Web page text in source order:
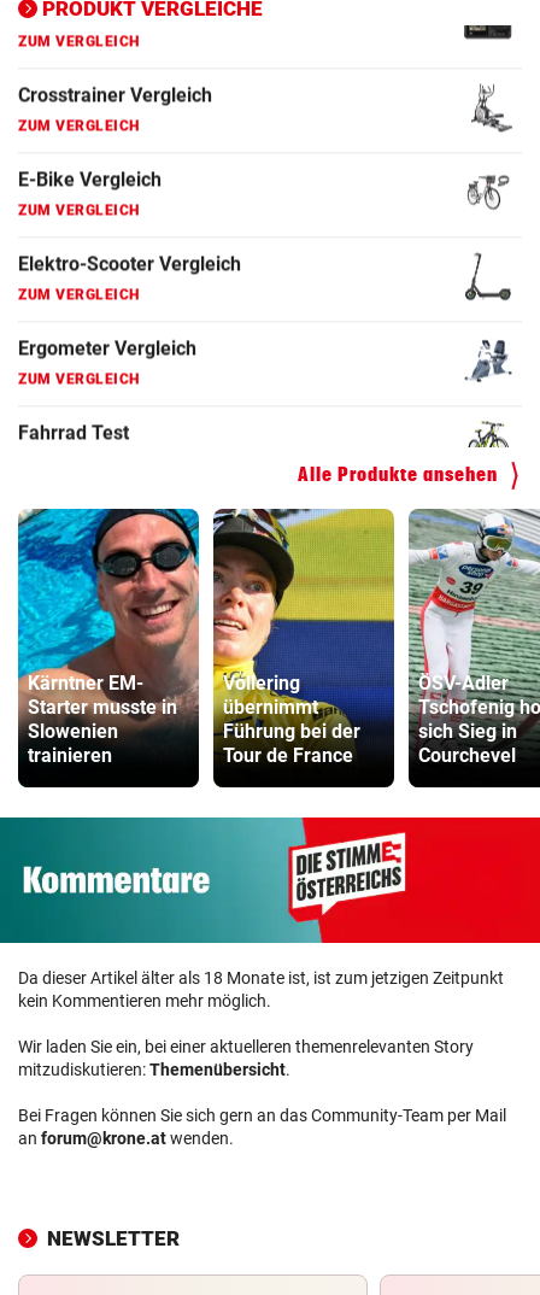
PRODUKT VERGLEICHE
Ergometer Vergleich
Fahrrad Test
Fahrradanhänger Vergleich
Faszienrolle Vergleich
Hoverboard Vergleich
Alle Produkte ansehen
Kärntner EM-
Starter musste in
Slowenien
trainieren
Vollering
übernimmt
Führung bei der
Tour de France
ÖSV-Adler
Tschofenig
sich Sieg in
Courchevel
Da dieser Artikel älter als 18 Monate ist, ist zum jetzigen Zeitpunkt
kein Kommentieren mehr möglich.
Wir laden Sie ein, bei einer aktuelleren themenrelevanten Story
mitzudiskutieren:Themenübersicht.
Bei Fragen können Sie sich gern an das Community-Team per Mail
an forum@krone.atwenden.
NEWSLETTER